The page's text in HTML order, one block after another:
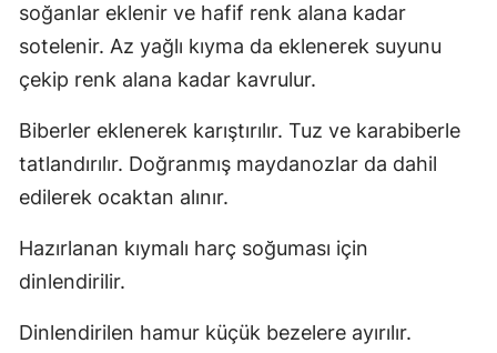
soğanlar eklenir ve hafif renk alana kadar
sotelenir. Az yağlı kıyma da eklenerek suyunu
çekip renk alana kadar kavrulur.
Biberler eklenerek karıştırılır. Tuz ve karabiberle
tatlandırılır. Doğranmış maydanozlar da dahil
edilerek ocaktan alınır.
Hazırlanan kıymalı harç soğuması için
dinlendirilir.
Dinlendirilen hamur küçük bezelere ayırılır.